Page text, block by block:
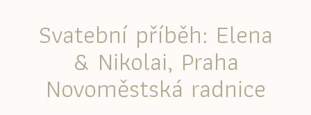
Svatební příběh: Elena
& Nikolai, Praha
Novoměstská radnice